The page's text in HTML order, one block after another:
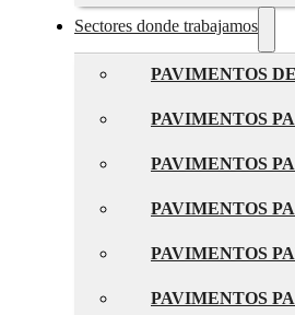
Sectores donde trabajamos
PAVIMENTOS
PAVIMENTOS
PAVIMENTOS
PAVIMENTOS
PAVIMENTOS
PAVIMENTOS